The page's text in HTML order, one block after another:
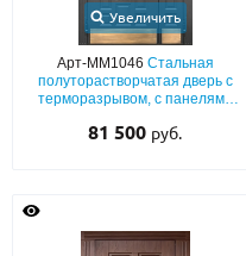
Увеличить
Арт-ММ1046 Стальная
полуторастворчатая дверь с
терморазрывом, с панелями
стеклопакетом, ковкой и
81 500 руб.